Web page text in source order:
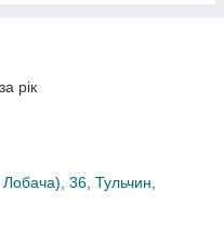
рік
36, Тульчин,